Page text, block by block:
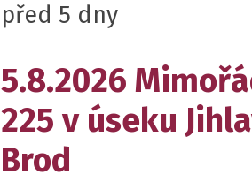
před 5 dny
5.8.2026
225 v úseku
Brod